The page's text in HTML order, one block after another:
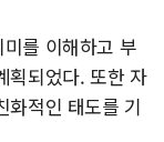
를 이해하고 부
획되었다. 또한 자
화적인 태도를 기